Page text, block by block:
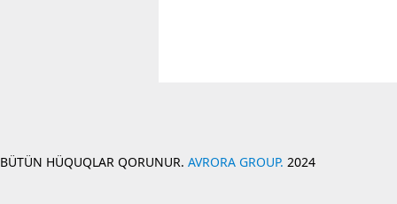
BÜTÜN HÜQUQLAR QORUNUR. AVRORA GROUP. 2024